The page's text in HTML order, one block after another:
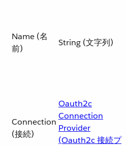
Name (名
前)
String (文字列)
Connection
(接続)
Oauth2c
Connection
Provider
(Oauth2c 接続プ